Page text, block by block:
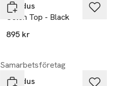
Residus
Celon Top - Black
895 kr
Samarbetsföretag
Residus